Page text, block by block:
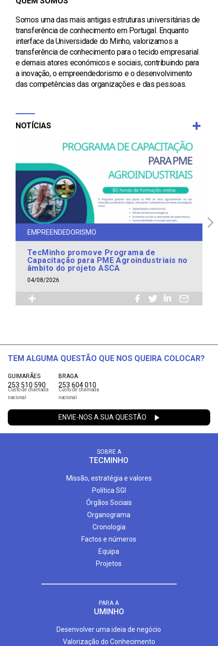
Somos uma das mais antigas estruturas universitárias de
transferência de conhecimento em Portugal. Enquanto
interface da Universidade do Minho, valorizamos a
transferência de conhecimento para o tecido empresarial
e demais atores económicos e sociais, contribuindo para
a inovação, o empreendedorismo e o desenvolvimento
das competências das organizações e das pessoas.
NOTÍCIAS
EMPREENDEDORISMO
TecMinho promove Programa de
Capacitação para PME Agroindustriais no
âmbito do projeto ASCA
04/08/2026
TEM ALGUMA QUESTÃO QUE NOS QUEIRA COLOCAR?
GUIMARÃES
253 510 590
Custo de chamada
nacional
BRAGA
253 604 010
Custo de chamada
nacional
ENVIE-NOS A SUA QUESTÃO
SOBRE A
TECMINHO
Missão, estratégia e valores
Política SGI
Órgãos Sociais
Organograma
Cronologia
Factos e números
Equipa
Projetos
PARA A
UMINHO
Desenvolver uma ideia de negócio
Valorização do Conhecimento